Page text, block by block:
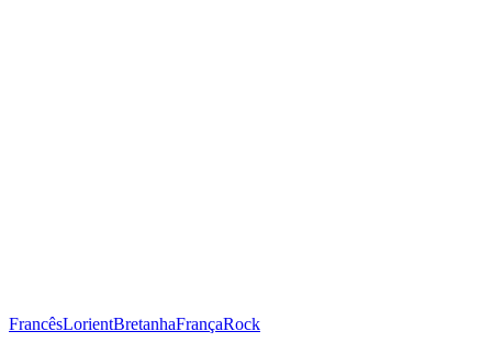
FrancêsLorientBretanhaFrançaRock